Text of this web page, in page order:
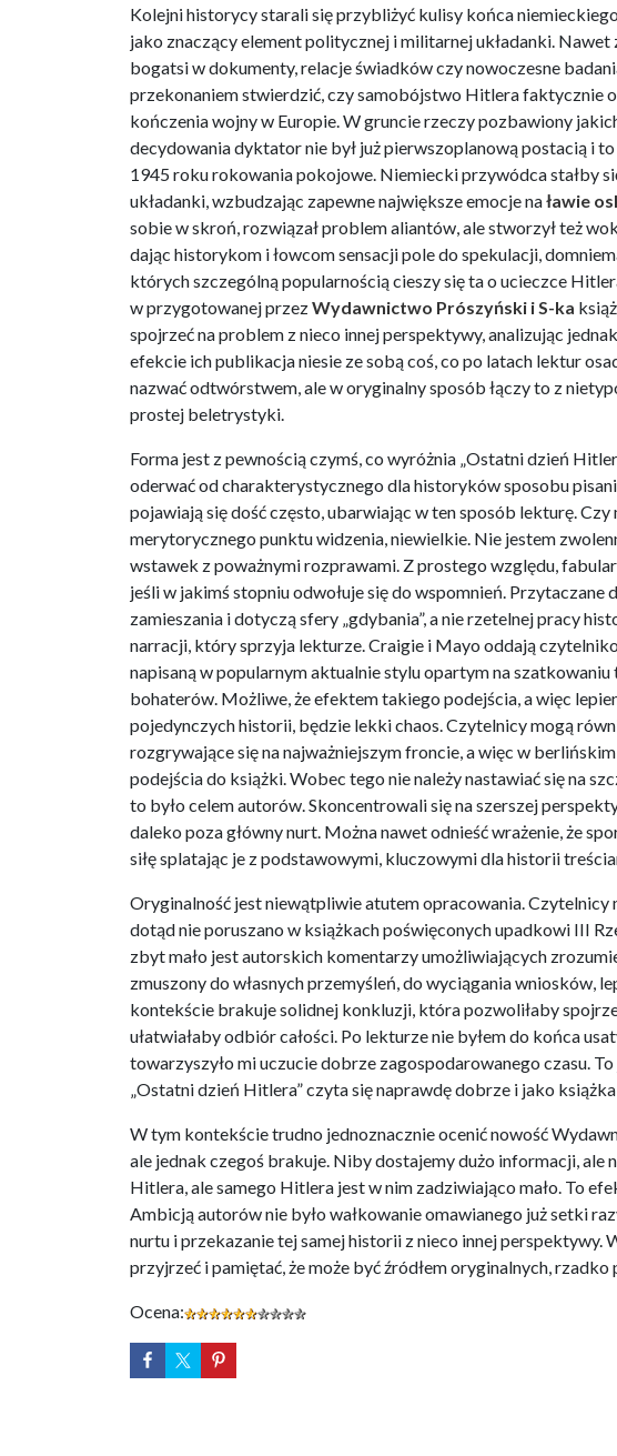
Kolejni historycy starali się przybliżyć kulisy końca
jako znaczący element politycznej i militarnej układanki.
bogatsi w dokumenty, relacje świadków czy nowoczesne
przekonaniem stwierdzić, czy samobójstwo Hitlera faktycznie
kończenia wojny w Europie. W gruncie rzeczy pozbawiony
decydowania dyktator nie był już pierwszoplanową postacią i
1945 roku rokowania pokojowe. Niemiecki przywódca stałby
układanki, wzbudzając zapewne największe emocje naławie
sobie w skroń, rozwiązał problem aliantów, ale stworzył też
dając historykom i łowcom sensacji pole do spekulacji,
których szczególną popularnością cieszy się ta o ucieczce
w przygotowanej przezWydawnictwo Prószyński i S-ka
spojrzeć na problem z nieco innej perspektywy, analizując
efekcie ich publikacja niesie ze sobą coś, co po latach lektur
nazwać odtwórstwem, ale w oryginalny sposób łączy to z
prostej beletrystyki.
Forma jest z pewnością czymś, co wyróżnia „Ostatni dzień
oderwać od charakterystycznego dla historyków sposobu
pojawiają się dość często, ubarwiając w ten sposób lekturę.
merytorycznego punktu widzenia, niewielkie. Nie jestem
wstawek z poważnymi rozprawami. Z prostego względu,
jeśli w jakimś stopniu odwołuje się do wspomnień.
zamieszania i dotyczą sfery „gdybania”, a nie rzetelnej pracy
narracji, który sprzyja lekturze. Craigie i Mayo oddają
napisaną w popularnym aktualnie stylu opartym na
bohaterów. Możliwe, że efektem takiego podejścia, a więc
pojedynczych historii, będzie lekki chaos. Czytelnicy mogą
rozgrywające się na najważniejszym froncie, a więc w
podejścia do książki. Wobec tego nie należy nastawiać się na
to było celem autorów. Skoncentrowali się na szerszej
daleko poza główny nurt. Można nawet odnieść wrażenie, że
siłę splatając je z podstawowymi, kluczowymi dla historii
Oryginalność jest niewątpliwie atutem opracowania.
dotąd nie poruszano w książkach poświęconych upadkowi III
zbyt mało jest autorskich komentarzy umożliwiających
zmuszony do własnych przemyśleń, do wyciągania wniosków,
kontekście brakuje solidnej konkluzji, która pozwoliłaby
ułatwiałaby odbiór całości. Po lekturze nie byłem do końca
towarzyszyło mi uczucie dobrze zagospodarowanego czasu.
„Ostatni dzień Hitlera” czyta się naprawdę dobrze i jako
W tym kontekście trudno jednoznacznie ocenić nowość
ale jednak czegoś brakuje. Niby dostajemy dużo informacji, ale
Hitlera, ale samego Hitlera jest w nim zadziwiająco mało. To
Ambicją autorów nie było wałkowanie omawianego już setki
nurtu i przekazanie tej samej historii z nieco innej perspektywy.
przyjrzeć i pamiętać, że może być źródłem oryginalnych, rzadko
Ocena: